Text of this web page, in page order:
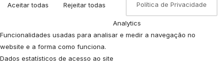
Aceitar todas Rejeitar todas Política de Privacidade
Analytics
Funcionalidades usadas para analisar e medir a navegação no
website e a forma como funciona.
Dados estatísticos de acesso ao site